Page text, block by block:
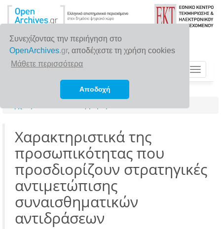
Συνεχίζοντας την περιήγηση στο
OpenArchives.gr, αποδέχεστε τη χρήση cookies
Μάθετε περισσότερα
Αποδοχή
Toggle
Χαρακτηριστικά της
προσωπικότητας που
προσδιορίζουν στρατηγικές
αντιμετώπισης
συναισθηματικών
αντιδράσεων